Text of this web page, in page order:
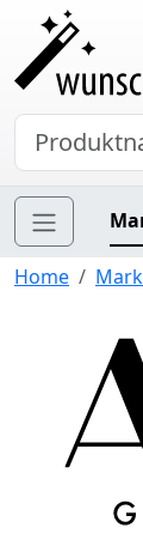
Home